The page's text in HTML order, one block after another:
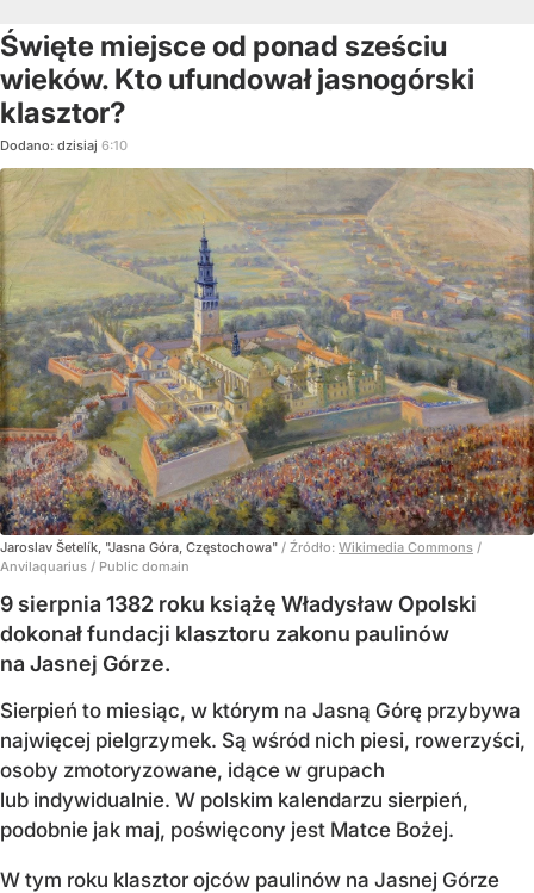
Święte miejsce od ponad sześciu
wieków. Kto ufundował jasnogórski
klasztor?
Dodano: dzisiaj 6:10
Jaroslav Šetelík, "Jasna Góra, Częstochowa" / Źródło: Wikimedia Commons /
Anvilaquarius / Public domain
9 sierpnia 1382 roku książę Władysław Opolski
dokonał fundacji klasztoru zakonu paulinów
na Jasnej Górze.
Sierpień to miesiąc, w którym na Jasną Górę przybywa
najwięcej pielgrzymek. Są wśród nich piesi, rowerzyści,
osoby zmotoryzowane, idące w grupach
lub indywidualnie. W polskim kalendarzu sierpień,
podobnie jak maj, poświęcony jest Matce Bożej.
W tym roku klasztor ojców paulinów na Jasnej Górze